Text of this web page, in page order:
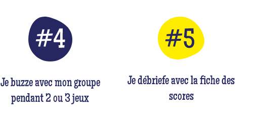
Je buzze avec mon groupe
pendant 2 ou 3 jeux
Je débriefe avec la fiche des
scores